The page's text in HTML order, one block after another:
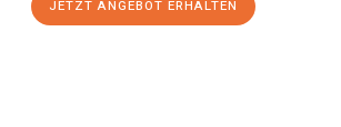
JETZT ANGEBOT ERHALTEN